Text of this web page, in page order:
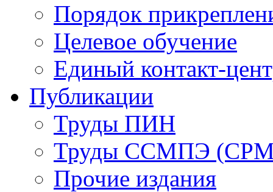
Порядок
Целевое обучение
Единый контакт-
Публикации
Труды ПИН
Труды ССМПЭ
Прочие издания